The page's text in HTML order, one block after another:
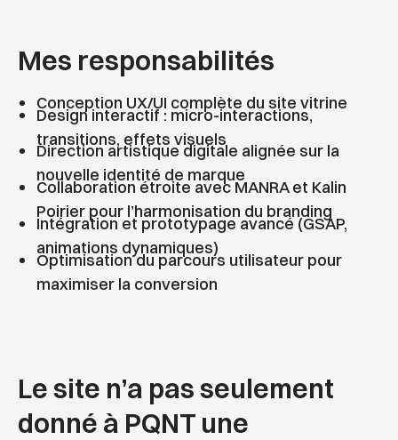
Mes responsabilités
Conception UX/UI complète du site vitrine
Design interactif : micro-interactions,
transitions, effets visuels
Direction artistique digitale alignée sur la
nouvelle identité de marque
Collaboration étroite avec MANRA et Kalin
Poirier pour l’harmonisation du branding
Intégration et prototypage avancé (GSAP,
animations dynamiques)
Optimisation du parcours utilisateur pour
maximiser la conversion
Le site n’a pas seulement
donné à PQNT une